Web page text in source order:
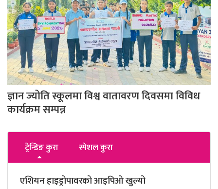
ज्ञान ज्योति स्कूलमा विश्व वातावरण दिवसमा विविध
कार्यक्रम सम्पन्न
ट्रेन्डिङ कुरा स्पेशल कुरा
एशियन हाइड्रोपावरको आइपिओ खुल्यो